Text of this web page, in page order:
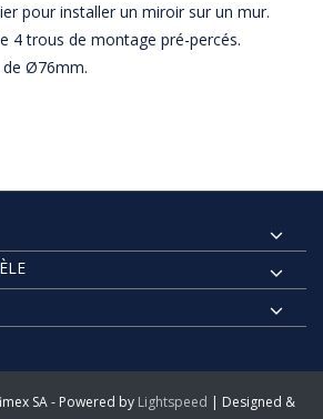
pour installer un miroir sur un mur.
4 trous de montage pré-percés.
Ø76mm.
SA - Powered by Lightspeed | Designed &